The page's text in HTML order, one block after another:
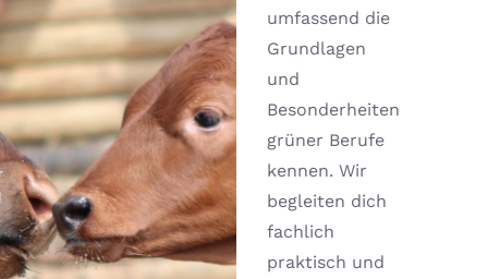
umfassend die
Grundlagen
und
Besonderheiten
grüner Berufe
kennen. Wir
begleiten dich
fachlich
praktisch und